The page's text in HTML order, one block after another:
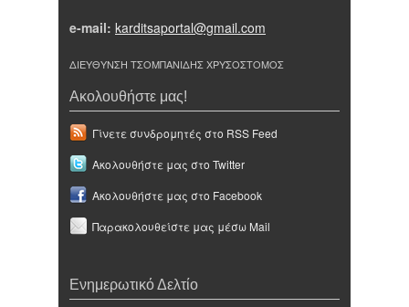
e-mail: karditsaportal@gmail.com
ΔΙΕΥΘΥΝΣΗ ΤΣΟΜΠΑΝΙΔΗΣ ΧΡΥΣΟΣΤΟΜΟΣ
Ακολουθήστε μας!
Γίνετε συνδρομητές στο RSS Feed
Ακολουθήστε μας στο Twitter
Ακολουθήστε μας στο Facebook
Παρακολουθείστε μας μέσω Mail
Ενημερωτικό Δελτίο